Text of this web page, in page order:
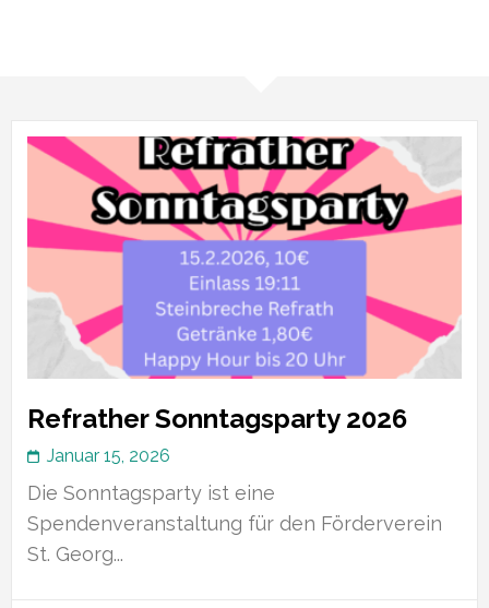
Refrather Sonntagsparty 2026
Januar 15, 2026
Die Sonntagsparty ist eine
Spendenveranstaltung für den Förderverein
St. Georg...